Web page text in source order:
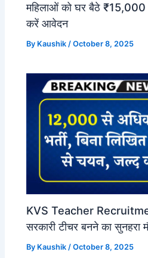
महिलाओं को घर बैठे ₹15,000
करें आवेदन
By Kaushik /October 8, 2025
KVS Teacher
सरकारी टीचर बनने का सुनहरा
By Kaushik/October 8, 2025